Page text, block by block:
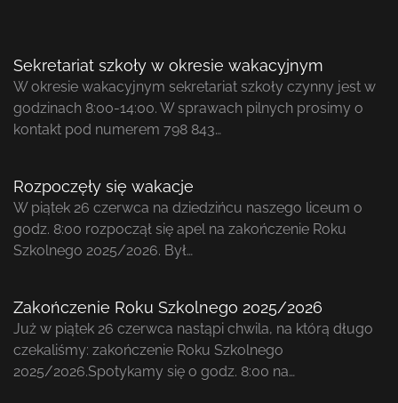
Sekretariat szkoły w okresie wakacyjnym
W okresie wakacyjnym sekretariat szkoły czynny jest w
godzinach 8:00-14:00. W sprawach pilnych prosimy o
kontakt pod numerem 798 843…
Rozpoczęły się wakacje
W piątek 26 czerwca na dziedzińcu naszego liceum o
godz. 8:00 rozpoczął się apel na zakończenie Roku
Szkolnego 2025/2026. Był…
Zakończenie Roku Szkolnego 2025/2026
Już w piątek 26 czerwca nastąpi chwila, na którą długo
czekaliśmy: zakończenie Roku Szkolnego
2025/2026.Spotykamy się o godz. 8:00 na…